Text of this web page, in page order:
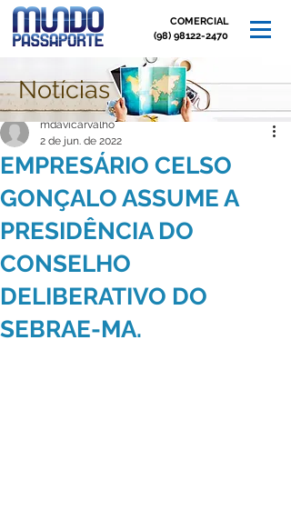
COMERCIAL
(98) 98122-2470
Post
EMPRESÁRIO CELSO
GONÇALO ASSUME A
PRESIDÊNCIA DO
CONSELHO
DELIBERATIVO DO
SEBRAE-MA.
mdavicarvalho
2 de jun. de 2022
Notícias